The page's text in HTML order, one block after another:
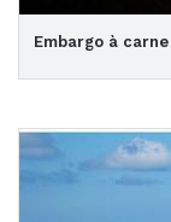
Embargo à